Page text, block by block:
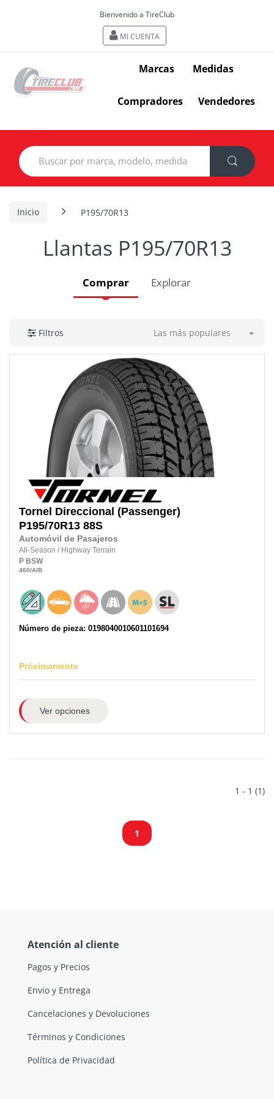
Bienvenido a TireClub
MI CUENTA
Marcas Medidas
Compradores Vendedores
Search
for:
Inicio P195/70R13
Llantas P195/70R13
Comprar Explorar
Filtros Las más populares
Tornel Direccional (Passenger)
P195/70R13 88S
Automóvil de Pasajeros
All-Season / Highway Terrain
P BSW
460/A/B
Número de pieza: 0198040010601101694
Próximamente
Ver opciones
1 - 1 (1)
1
Atención al cliente
Pagos y Precios
Envio y Entrega
Cancelaciones y Devoluciones
Términos y Condiciones
Política de Privacidad